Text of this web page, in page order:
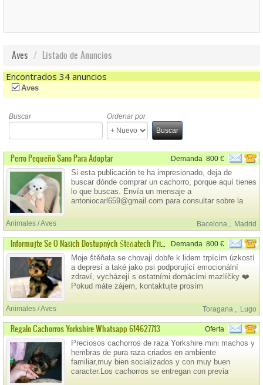
Aves Listado de Anuncios
Encontrados 34 anuncios
(-) Remove Aves Filter
Aves
Buscar
Ordenar por
Buscar
Perro Pequeño Sano Para Adoptar Demanda 800 €
Si esta publicación te ha impresionado, deja de
buscar dónde comprar un cachorro, porque aquí tienes
lo que buscas. Envía un mensaje a
antoniocarl659@gmail.com para consultar sobre la
cachorro, incluyendo un depósito de 200 € antes de la
entrega.
Animales / Aves Bacelona , Madrid
Informujte Se O Našich Dostupných Štěňatech Připravených K Adopci Demanda 800 €
Moje štěňata se chovají dobře k lidem trpícím úzkostí
a depresí a také jako psi podporující emocionální
zdraví, vycházejí s ostatními domácími mazlíčky ❤️
Pokud máte zájem, kontaktujte prosím
Animales / Aves Toragana , Lugo
Regalo Cachorros Yorkshire Whatsapp 614627713 Oferta
Preciosos cachorros de raza Yorkshire mini machos y
hembras de pura raza criados en ambiente
familiar,muy bien socializados y con muy buen
caracter.Los cachorros se entregan con previa